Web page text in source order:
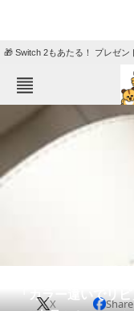
🎁 Switch 2もあたる！ プレゼン
ねとらぼメニュー
エンタメ
「カラー違いでリ
X Share